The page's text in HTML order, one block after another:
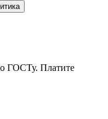
ГОСТу. Платите